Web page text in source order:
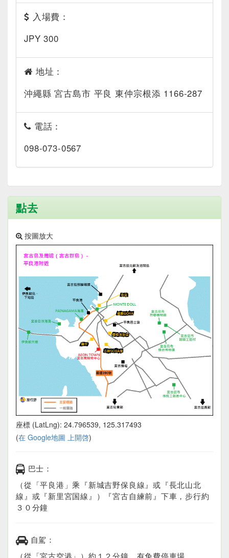
入場費：
JPY 300
地址：
沖繩縣 宮古島市 平良 東仲宗根添 1166-287
電話：
098-073-0567
點去
按圖放大
座標 (LatLng): 24.796539, 125.317493
(在 Google地圖 上開啓)
巴士：
（從「平良港」乘『新城吉野保良線』或『長北山北
線』或『新里宮国線』）『宮古自練前』下車，步行約
３０分鐘
自駕：
（從「宮古空港」）約１２分鐘，有免費停車場